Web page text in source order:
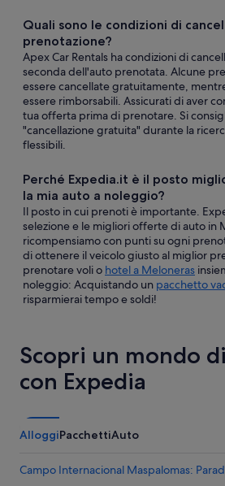
Quali sono le condizioni di
prenotazione?
Apex Car Rentals ha condizioni di
seconda dell'auto prenotata. Alcune
essere cancellate gratuitamente,
essere rimborsabili. Assicurati di aver
tua offerta prima di prenotare. Si
"cancellazione gratuita" durante la
flessibili.
Perché Expedia.it è il posto
la mia auto a noleggio?
Il posto in cui prenoti è importante.
selezione e le migliori offerte di auto in
ricompensiamo con punti su ogni
di ottenere il veicolo giusto al miglior
prenotare voli o hotel a Meloneras
noleggio: Acquistando un pacchetto
risparmierai tempo e soldi!
Scopri un mondo
con Expedia
AlloggiPacchettiAuto
Campo Internacional Maspalomas: